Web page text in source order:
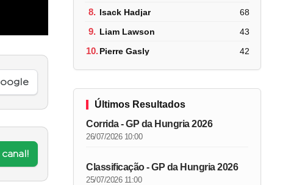
8. Isack Hadjar 68
9. Liam Lawson 43
10.Pierre Gasly 42
Últimos Resultados
Corrida - GP da Hungria 2026
26/07/2026 10:00
Classificação - GP da Hungria 2026
25/07/2026 11:00